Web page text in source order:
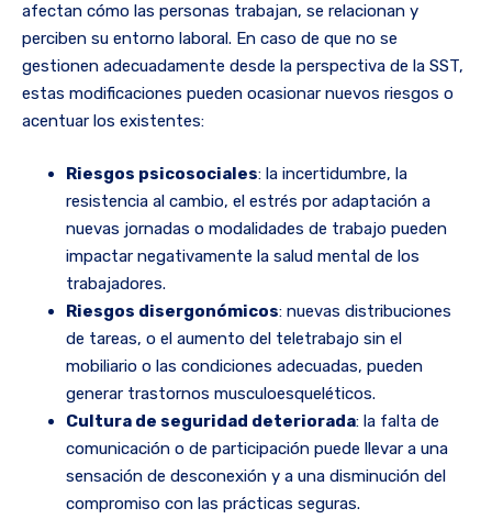
afectan cómo las personas trabajan, se relacionan y
perciben su entorno laboral. En caso de que no se
gestionen adecuadamente desde la perspectiva de la SST,
estas modificaciones pueden ocasionar nuevos riesgos o
acentuar los existentes:
Riesgos psicosociales: la incertidumbre, la
resistencia al cambio, el estrés por adaptación a
nuevas jornadas o modalidades de trabajo pueden
impactar negativamente la salud mental de los
trabajadores.
Riesgos disergonómicos: nuevas distribuciones
de tareas, o el aumento del teletrabajo sin el
mobiliario o las condiciones adecuadas, pueden
generar trastornos musculoesqueléticos.
Cultura de seguridad deteriorada: la falta de
comunicación o de participación puede llevar a una
sensación de desconexión y a una disminución del
compromiso con las prácticas seguras.